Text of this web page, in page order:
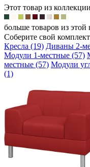
Этот товар из коллекции
больше товаров из
Соберите свой
Кресла (19) Диваны 2-
Модули 1-местные (57)
местные (57) Модули
(1)